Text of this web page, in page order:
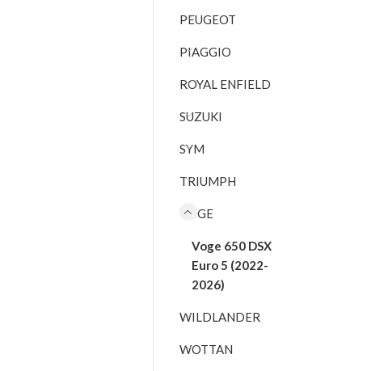
PEUGEOT
PIAGGIO
ROYAL ENFIELD
SUZUKI
SYM
TRIUMPH
VOGE
Voge 650 DSX
Euro 5 (2022-
2026)
WILDLANDER
WOTTAN